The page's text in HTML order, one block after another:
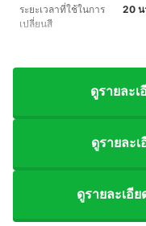
ระยะเวลาที่ใช้ในการ
เปลี่ยนสี
20
ดูรายละ
ดูรายละเ
ดูรายละเอี